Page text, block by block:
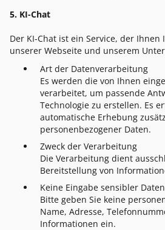
5. KI-Chat
Der KI-Chat ist ein Service, der
unserer Webseite und unserem
Art der Datenverarbeitung
Es werden die von Ihnen
verarbeitet, um passende
Technologie zu erstellen. Es
automatische Erhebung
personenbezogener Daten.
Zweck der Verarbeitung
Die Verarbeitung dient
Bereitstellung von
Keine Eingabe sensibler Daten
Bitte geben Sie keine
Name, Adresse,
Informationen ein.